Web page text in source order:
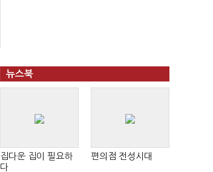
뉴스북
집다운 집이 필요하
다
편의점 전성시대